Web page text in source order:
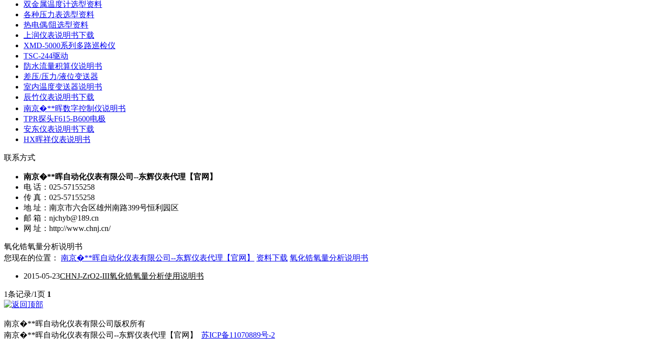
双金属温度计选型资料
各种压力表选型资料
热电偶/阻选型资料
上润仪表说明书下载
XMD-5000系列多路巡检仪
TSC-244驱动
防水流量积算仪说明书
差压/压力/液位变送器
室内温度变送器说明书
辰竹仪表说明书下载
南京�**晖数字控制仪说明书
TPR探头F615-B600电极
安东仪表说明书下载
HX晖祥仪表说明书
联系方式
南京�**晖自动化仪表有限公司--东辉仪表代理【官网】
电 话：025-57155258
传 真：025-57155258
地 址：南京市六合区雄州南路399号恒利园区
邮 箱：njchyb@189.cn
网 址：http://www.chnj.cn/
氧化锆氧量分析说明书
您现在的位置： 南京�**晖自动化仪表有限公司--东辉仪表代理【官网】 资料下载 氧化锆氧量分析说明书
2015-05-23CHNJ-ZrO2-III氧化锆氧量分析使用说明书
1条记录/1页 1
南京�**晖自动化仪表有限公司版权所有
南京�**晖自动化仪表有限公司--东辉仪表代理【官网】 苏ICP备11070889号-2